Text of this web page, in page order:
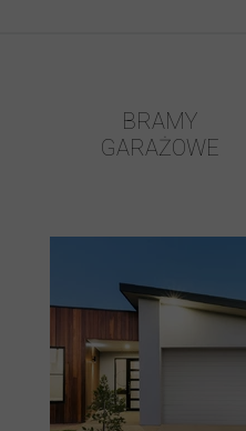
BRAMY
GARAŻOWE